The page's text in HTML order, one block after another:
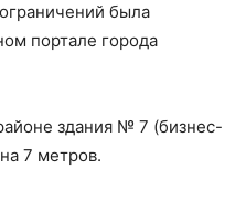
была
портале города
здания № 7 (бизнес-
7 метров.